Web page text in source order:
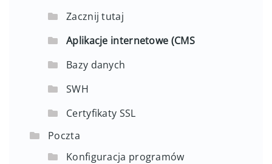
Zacznij tutaj
Aplikacje internetowe (CMS
Bazy danych
SWH
Certyfikaty SSL
Poczta
Konfiguracja programów